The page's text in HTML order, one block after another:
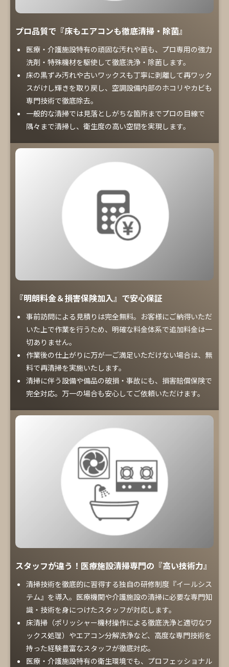
プロ品質で『床もエアコンも徹底清掃・除菌』
医療・介護施設特有の頑固な汚れや菌も、プロ専用の強力
洗剤・特殊機材を駆使して徹底洗浄・除菌します。
床の黒ずみ汚れや古いワックスも丁寧に剥離して再ワック
スがけし輝きを取り戻し、空調設備内部のホコリやカビも
専門技術で徹底除去。
一般的な清掃では見落としがちな箇所までプロの目線で
隅々まで清掃し、衛生度の高い空間を実現します。
『明朗料金＆損害保険加入』で安心保証
事前訪問による見積りは完全無料。お客様にご納得いただ
いた上で作業を行うため、明確な料金体系で追加料金は一
切ありません。
作業後の仕上がりに万が一ご満足いただけない場合は、無
料で再清掃を実施いたします。
清掃に伴う設備や備品の破損・事故にも、損害賠償保険で
完全対応。万一の場合も安心してご依頼いただけます。
スタッフが違う！医療施設清掃専門の『高い技術力』
清掃技術を徹底的に習得する独自の研修制度『イールシス
テム』を導入。医療機関や介護施設の清掃に必要な専門知
識・技術を身につけたスタッフが対応します。
床清掃（ポリッシャー機材操作による徹底洗浄と適切なワ
ックス処理）やエアコン分解洗浄など、高度な専門技術を
持った経験豊富なスタッフが徹底対応。
医療・介護施設特有の衛生環境でも、プロフェッショナル